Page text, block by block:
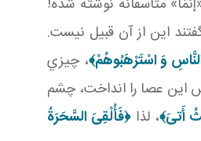
متأسفانه نوشته شده!
اين از آن قبيل نيست.
وَ اسْتَرْهَبُوهُمْ‏﴾، چيزي
اين عصا را انداخت، چشم
أَتىَ‏﴾، لذا﴿فَأُلْقِىَ السَّحَرَةُ